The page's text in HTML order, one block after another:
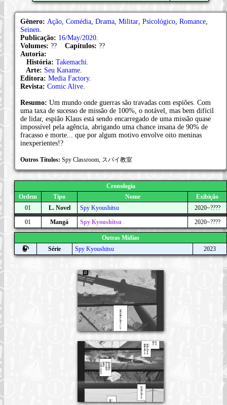
Gênero: Ação Comédia Drama Militar Psicológico Romance
Seinen
Publicação: 16/May/2020
Volumes: ?? Capítulos: ??
Autoria:
História: Takemachi
Arte: Seu Kaname
Editora: Media Factory.
Revista: Comic Alive
Resumo: Um mundo onde guerras são travadas com espiões. Com
uma taxa de sucesso de missão de 100%, o notável, mas bem difícil
de lidar, espião Klaus está sendo encarregado de uma missão quase
impossível pela agência, abrigando uma chance insana de 90% de
fracasso e morte... que por algum motivo envolve oito meninas
inexperientes!?
Outros Títulos: Spy Classroom, スパイ教室
Cronologia
Ordem
Tipo Nome
Exibição
01
L. Novel Spy Kyoushitsu
2020~????
01
Mangá Spy Kyoushitsu 2020~????
Outras Mídias
Série
Spy Kyoushitsu 2023